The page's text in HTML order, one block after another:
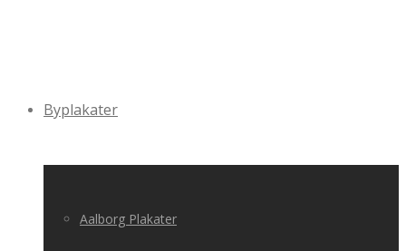
Byplakater
Aalborg Plakater